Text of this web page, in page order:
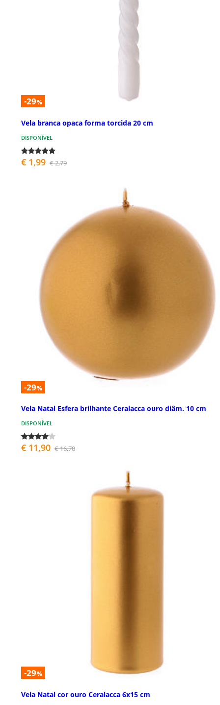
-29%
Vela branca opaca forma torcida 20 cm
DISPONÍVEL
€ 1,99 € 2,79
-29%
Vela Natal Esfera brilhante Ceralacca ouro diâm. 10 cm
DISPONÍVEL
€ 11,90 € 16,70
-29%
Vela Natal cor ouro Ceralacca 6x15 cm